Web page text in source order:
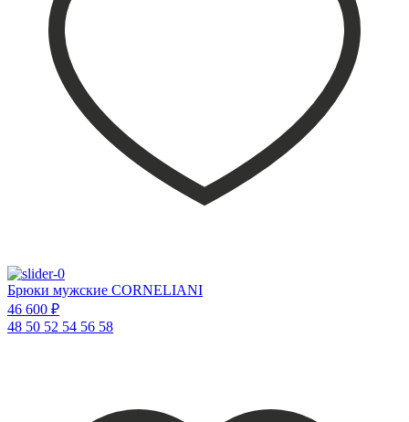
Брюки мужские CORNELIANI
46 600 ₽
48 50 52 54 56 58